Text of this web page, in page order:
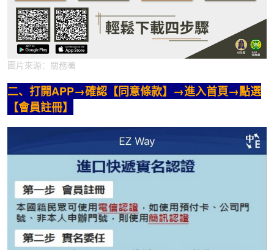
圖片來源：關務署
二、打開APP→確認【同意條款】→進入首頁→點選
【會員註冊】